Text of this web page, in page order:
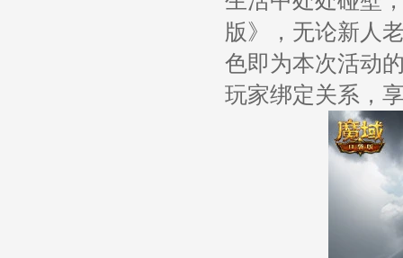
版》，无论新人
色即为本次活动
玩家绑定关系，